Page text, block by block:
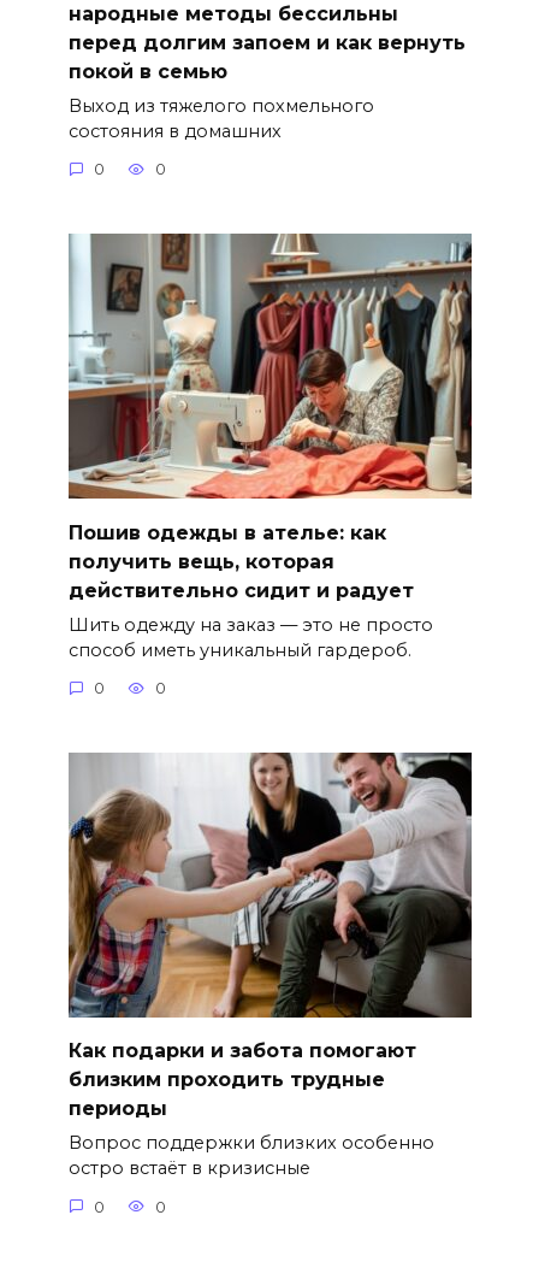
народные методы бессильны
перед долгим запоем и как вернуть
покой в семью
Выход из тяжелого похмельного
состояния в домашних
0 0
Пошив одежды в ателье: как
получить вещь, которая
действительно сидит и радует
Шить одежду на заказ — это не просто
способ иметь уникальный гардероб.
0 0
Как подарки и забота помогают
близким проходить трудные
периоды
Вопрос поддержки близких особенно
остро встаёт в кризисные
0 0